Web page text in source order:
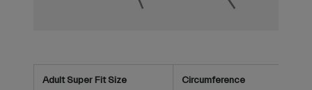
Adult Super Fit Size Circumference